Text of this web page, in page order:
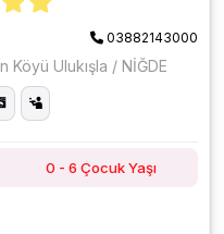
03882143000
Ulukışla / NİĞDE
0 - 6 Çocuk Yaşı